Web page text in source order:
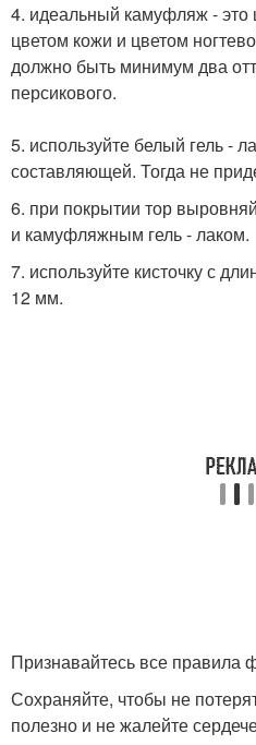
4. идеальный камуфляж - это
цветом кожи и цветом
должно быть минимум два
персикового.
5. используйте белый гель -
составляющей. Тогда не
6. при покрытии тор
и камуфляжным гель - лаком.
7. используйте кисточку с
12 мм.
Признавайтесь все правила
Сохраняйте, чтобы не
полезно и не жалейте